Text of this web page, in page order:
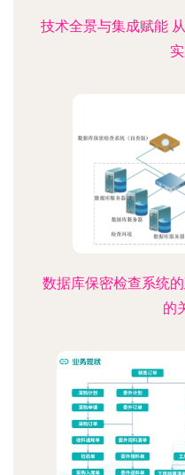
技术全景与集成赋能
数据库保密检查系统
的